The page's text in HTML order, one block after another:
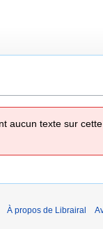
aucun texte sur
À propos de Librairal